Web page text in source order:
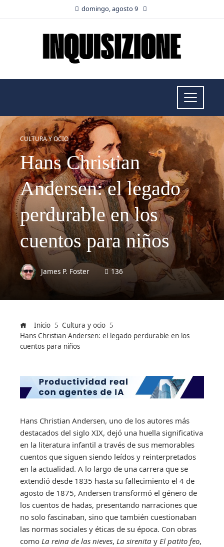
domingo, agosto 9
CULTURA Y OCIO
Hans Christian
Andersen: el legado
perdurable en los
cuentos para niños
James P. Foster 136
Inicio
Cultura y ocio
Hans Christian Andersen: el legado perdurable en los
cuentos para niños
Hans Christian Andersen, uno de los autores más
destacados del siglo XIX, dejó una huella significativa
en la literatura infantil a través de sus memorables
cuentos que siguen siendo leídos y reinterpretados
en la actualidad. A lo largo de una carrera que se
extendió desde 1835 hasta su fallecimiento el 4 de
agosto de 1875, Andersen transformó el género de
los cuentos de hadas, presentando narraciones que
no solo fascinaban, sino que también cuestionaban
las normas sociales y éticas de su época. Con obras
como La reina de las nieves, La sirenita y El patito feo,